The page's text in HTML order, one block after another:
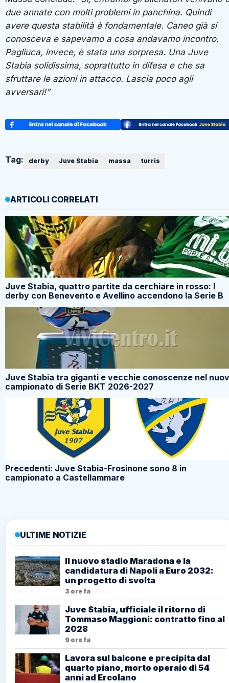
due annate con molti problemi in panchina. Quindi
avere questa stabilità è fondamentale. Caneo già si
conosceva e sapevamo a cosa andavamo incontro.
Pagliuca, invece, è stata una sorpresa. Una Juve
Stabia solidissima, soprattutto in difesa e che sa
sfruttare le azioni in attacco. Lascia poco agli
avversari!”
Tag: derby Juve Stabia massa turris
ARTICOLI CORRELATI
Juve Stabia, quattro partite da cerchiare in rosso: I
derby con Benevento e Avellino accendono la Serie B
Juve Stabia tra giganti e vecchie conoscenze nel
campionato di Serie BKT 2026-2027
Precedenti: Juve Stabia-Frosinone sono 8 in
campionato a Castellammare
ULTIME NOTIZIE
Il nuovo stadio Maradona e la
candidatura di Napoli a Euro 2032:
un progetto di svolta
3 ore fa
Juve Stabia, ufficiale il ritorno di
Tommaso Maggioni: contratto fino al
2028
9 ore fa
Lavora sul balcone e precipita dal
quarto piano, morto operaio di 54
anni ad Ercolano